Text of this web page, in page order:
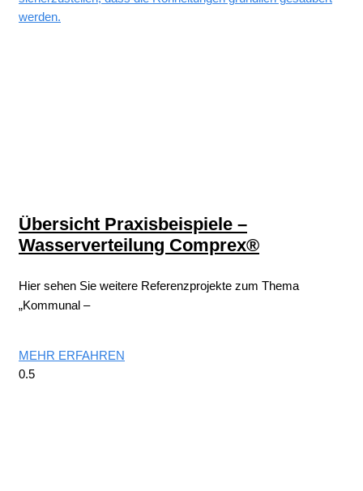
Übersicht Praxisbeispiele –
Wasserverteilung Comprex®
Hier sehen Sie weitere Referenzprojekte zum Thema
„Kommunal –
MEHR ERFAHREN